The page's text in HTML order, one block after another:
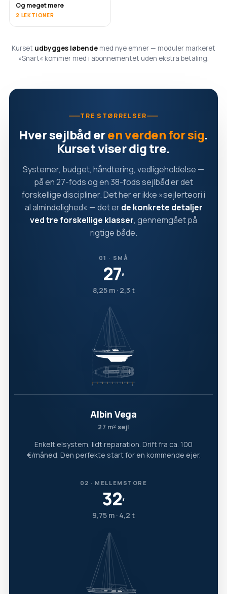
SNART
Og meget mere
2 LEKTIONER
Kurset udbygges løbende med nye emner — moduler markeret
»Snart« kommer med i abonnementet uden ekstra betaling.
TRE STØRRELSER
Hver sejlbåd eren verden for sig.
Kurset viser dig tre.
Systemer, budget, håndtering, vedligeholdelse —
på en 27-fods og en 38-fods sejlbåd er det
forskellige discipliner. Det her er ikke »sejlerteori i
al almindelighed« — det erde konkrete detaljer
ved tre forskellige klasser, gennemgået på
rigtige både.
01 · SMÅ
27′
8,25 m · 2,3 t
Albin Vega
27 m² sejl
Enkelt elsystem, lidt reparation. Drift fra ca. 100
€/måned. Den perfekte start for en kommende ejer.
02 · MELLEMSTORE
32′
9,75 m · 4,2 t